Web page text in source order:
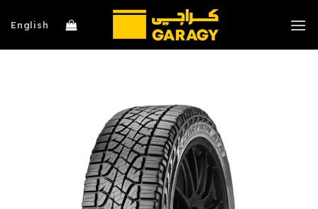
للمحتوى
English